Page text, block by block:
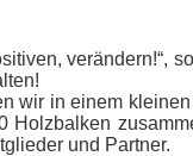
verändern!“,
wir in einem
Holzbalken
und Partner.